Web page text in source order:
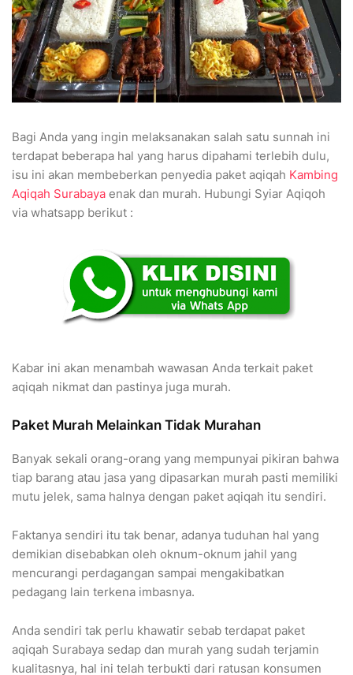
Bagi Anda yang ingin melaksanakan salah satu sunnah ini
terdapat beberapa hal yang harus dipahami terlebih dulu,
isu ini akan membeberkan penyedia paket aqiqah Kambing
Aqiqah Surabaya enak dan murah. Hubungi Syiar Aqiqoh
via whatsapp berikut :
Kabar ini akan menambah wawasan Anda terkait paket
aqiqah nikmat dan pastinya juga murah.
Paket Murah Melainkan Tidak Murahan
Banyak sekali orang-orang yang mempunyai pikiran bahwa
tiap barang atau jasa yang dipasarkan murah pasti memiliki
mutu jelek, sama halnya dengan paket aqiqah itu sendiri.
Faktanya sendiri itu tak benar, adanya tuduhan hal yang
demikian disebabkan oleh oknum-oknum jahil yang
mencurangi perdagangan sampai mengakibatkan
pedagang lain terkena imbasnya.
Anda sendiri tak perlu khawatir sebab terdapat paket
aqiqah Surabaya sedap dan murah yang sudah terjamin
kualitasnya, hal ini telah terbukti dari ratusan konsumen